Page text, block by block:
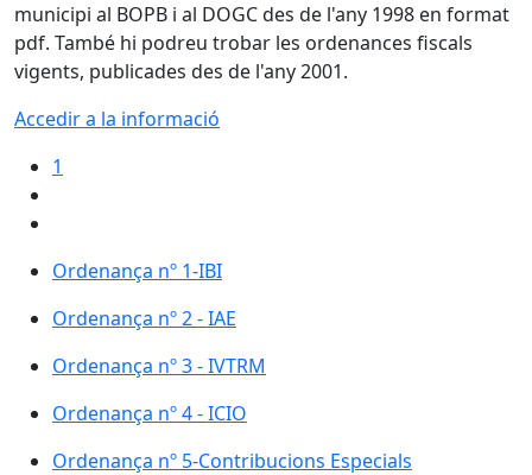
municipi al BOPB i al DOGC des de l'any 1998 en format
pdf. També hi podreu trobar les ordenances fiscals
vigents, publicades des de l'any 2001.
Accedir a la informació
1
Ordenança nº 1-IBI
Ordenança nº 2 - IAE
Ordenança nº 3 - IVTRM
Ordenança nº 4 - ICIO
Ordenança nº 5-Contribucions Especials